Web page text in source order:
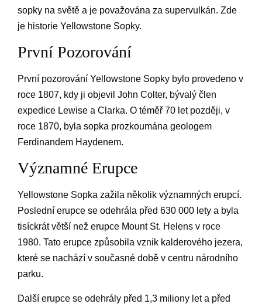
sopky na světě a je považována za supervulkán. Zde
je historie Yellowstone Sopky.
První Pozorování
První pozorování Yellowstone Sopky bylo provedeno v
roce 1807, kdy ji objevil John Colter, bývalý člen
expedice Lewise a Clarka. O téměř 70 let později, v
roce 1870, byla sopka prozkoumána geologem
Ferdinandem Haydenem.
Významné Erupce
Yellowstone Sopka zažila několik významných erupcí.
Poslední erupce se odehrála před 630 000 lety a byla
tisíckrát větší než erupce Mount St. Helens v roce
1980. Tato erupce způsobila vznik kalderového jezera,
které se nachází v současné době v centru národního
parku.
Další erupce se odehrály před 1,3 miliony let a před